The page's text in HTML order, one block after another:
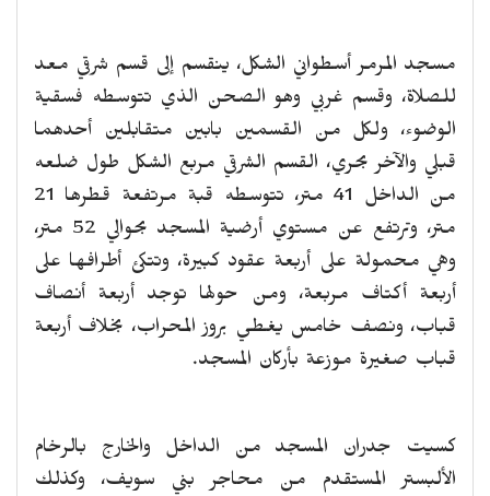
مسجد المرمر أسطواني الشكل، ينقسم إلى قسم شرقي معد
للصلاة، وقسم غربي وهو الصحن الذي تتوسطه فسقية
الوضوء، ولكل من القسمين بابين متقابلين أحدهما
قبلي والآخر بحري، القسم الشرقي مربع الشكل طول ضلعه
من الداخل 41 متر، تتوسطه قبة مرتفعة قطرها 21
متر، وترتفع عن مستوي أرضية المسجد بحوالي 52 متر،
وهي محمولة على أربعة عقود كبيرة، وتتكئ أطرافها على
أربعة أكتاف مربعة، ومن حولها توجد أربعة أنصاف
قباب، ونصف خامس يغطي بروز المحراب، بخلاف أربعة
قباب صغيرة موزعة بأركان المسجد.
كسيت جدران المسجد من الداخل والخارج بالرخام
الألبستر المستقدم من محاجر بني سويف، وكذلك